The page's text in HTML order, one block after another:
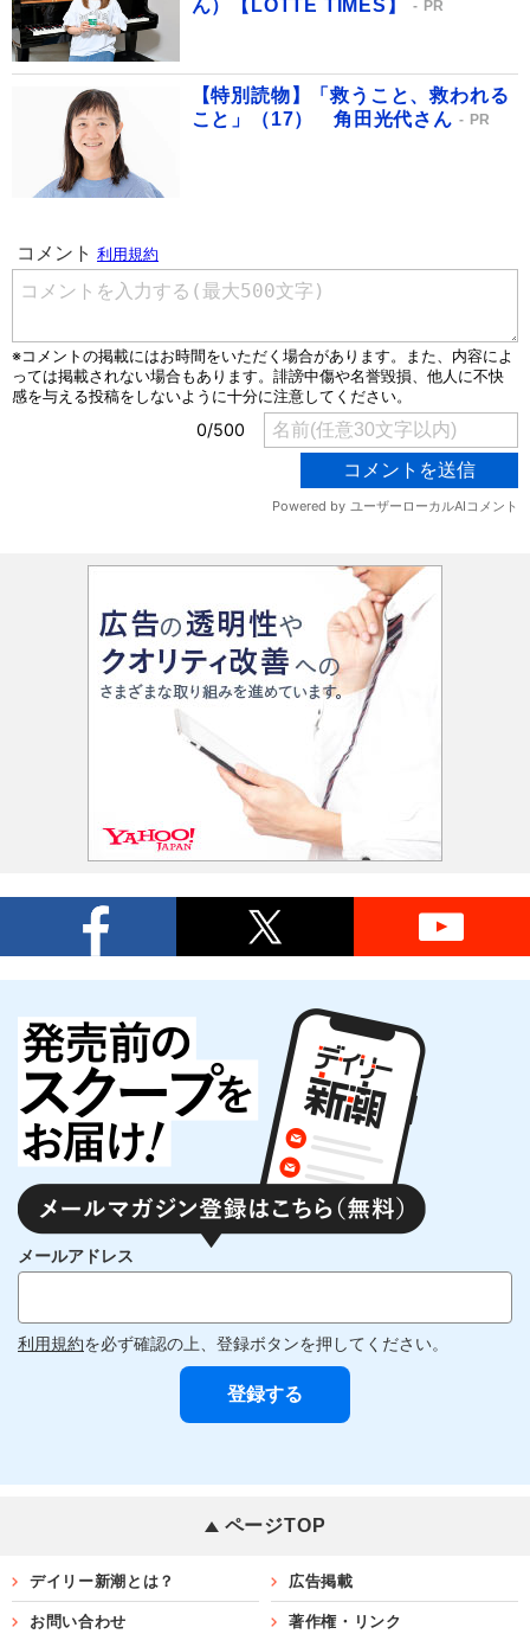
ん）【LOTTE TIMES】
PR
【特別読物】「救うこと、救われる
こと」（17） 角田光代さん
PR
メールアドレス
利用規約を必ず確認の上、登録ボタンを押してください。
ページTOP
デイリー新潮とは？ 広告掲載
お問い合わせ 著作権・リンク